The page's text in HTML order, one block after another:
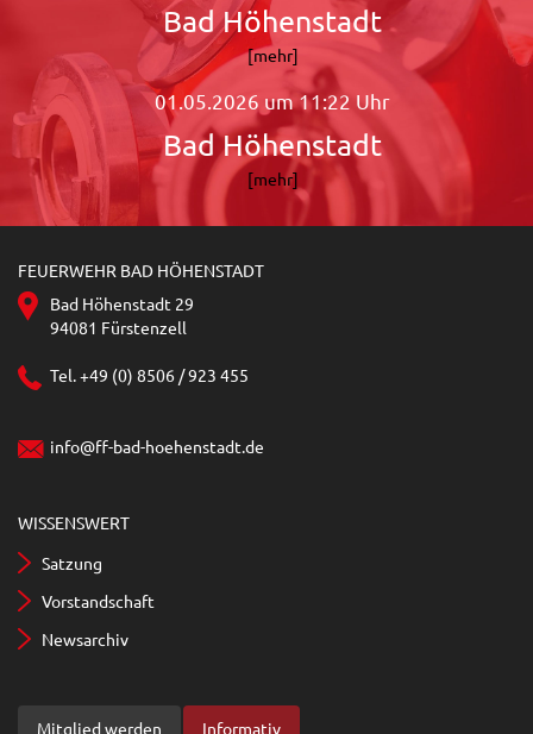
Bad Höhenstadt
[mehr]
01.05.2026 um 11:22 Uhr
Bad Höhenstadt
[mehr]
FEUERWEHR BAD HÖHENSTADT
Bad Höhenstadt 29
94081 Fürstenzell
Tel. +49 (0) 8506 / 923 455
info@ff-bad-hoehenstadt.de
WISSENSWERT
Satzung
Vorstandschaft
Newsarchiv
Mitglied werden Informativ